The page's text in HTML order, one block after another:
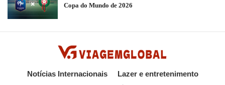
Copa do Mundo de 2026
Notícias Internacionais
Lazer e entretenimento